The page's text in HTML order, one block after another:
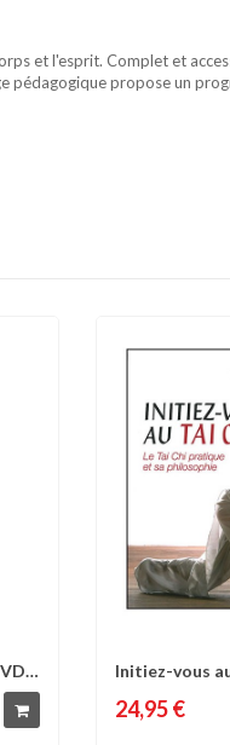
et l'esprit. Complet et
pédagogique propose un
Comparer
Initiez-vous
24,95 €